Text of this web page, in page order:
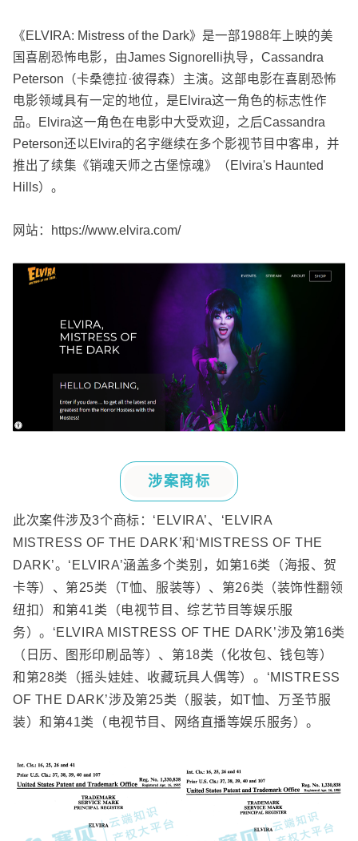
《ELVIRA: Mistress of the Dark》是一部1988年上映的美
国喜剧恐怖电影，由James Signorelli执导， Cassandra
Peterson （卡桑德拉·彼得森）主演。这部电影在喜剧恐怖
电影领域具有一定的地位，是Elvira这一角色的标志性作
品。
Elvira这一角色在电影中大受欢迎，之后Cassandra
Peterson还以 Elvira的名字继续在多个影视节目中客串，并
推出了续集《销魂天师之古堡惊魂》（ Elvira's Haunted
Hills）。
网站： https://www.elvira.com/
涉案商标
此次案件涉及3个商标： ‘ELVIRA’、 ‘ELVIRA
MISTRESS OF THE DARK’和 ‘MISTRESS OF THE
DARK’。 ‘ELVIRA’涵盖多个类别，如第16类（海报、贺
卡等）、第25类（T恤、服装等）、第26类（装饰性翻领
纽扣）和第41类（电视节目、综艺节目等娱乐服
务）。 ‘ELVIRA MISTRESS OF THE DARK’涉及第16类
（日历、图形印刷品等）、第18类（化妆包、钱包等）
和第28类（摇头娃娃、收藏玩具人偶等）。 ‘MISTRESS
OF THE DARK’涉及第25类（服装，如T恤、万圣节服
装）和第41类（电视节目、网络直播等娱乐服务）。